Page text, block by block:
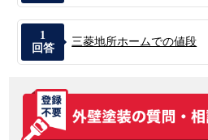
1
回答
三菱地所ホームでの値段